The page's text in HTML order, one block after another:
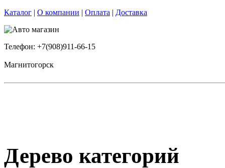
Каталог | О компании | Оплата | Доставка
Телефон: +7(908)911-66-15
Магнитогорск
Дерево категорий